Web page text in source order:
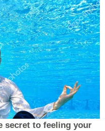
secret to feeling your